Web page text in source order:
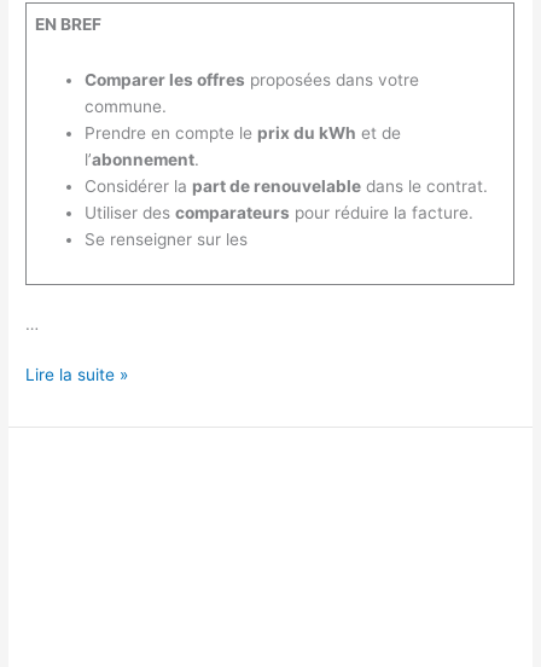
EN BREF
Comparer les offres proposées dans votre
commune.
Prendre en compte le prix du kWh et de
l’abonnement.
Considérer la part de renouvelabledans le contrat.
Utiliser des comparateurs pour réduire la facture.
Se renseigner sur les
…
Quel
de
Lire la suite »